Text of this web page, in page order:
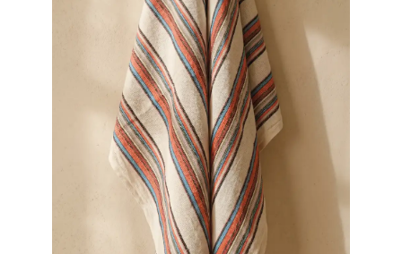
Günlük kullanım ve seyahatler için uygun yapı
Plaj, Deniz ve Hamam Keyfi Bir Arada
80x170 cm ölçüsü sayesinde hem kompakt hem de
kullanışlı bir deneyim sunan Türk hamamı
peştemali; plaj çantasında kolay taşınabilir
yapısıyla tatillerin vazgeçilmez parçalarından biri
olur. Deniz sonrası hızlı kuruyan yapısı sayesinde
konfor sunarken, hamam ve spa kullanımında
geleneksel peştemal deneyimini modern bir
dokunuşla yeniden yorumlar.
Doğal Doku ve Zamansız Stil
Doğal pamuk ipliklerinden üretilen özel dokusu